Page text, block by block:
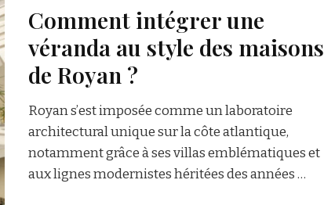
Comment intégrer une
véranda au style des maisons
de Royan ?
Royan s’est imposée comme un laboratoire
architectural unique sur la côte atlantique,
notamment grâce à ses villas emblématiques et
aux lignes modernistes héritées des années …